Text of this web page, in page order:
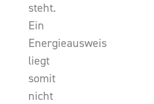
steht.
Ein
Energieausweis
liegt
somit
nicht